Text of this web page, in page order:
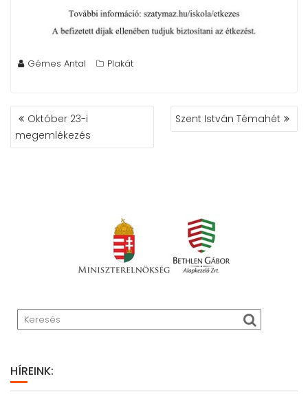
Gémes Antal Plakát
BEJEGYZÉS
NAVIGÁCIÓ
Október 23-i
megemlékezés
Szent István Témahét
HÍREINK: